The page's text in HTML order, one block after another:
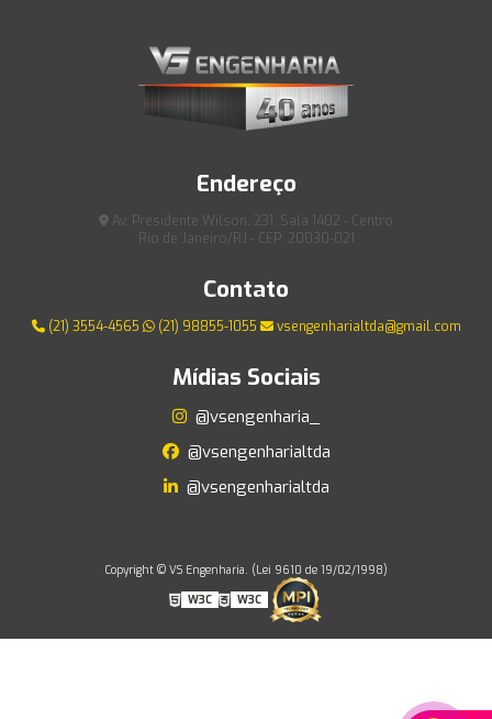
Endereço
Av. Presidente Wilson, 231, Sala 1402 - Centro
Rio de Janeiro/RJ - CEP: 20030-021
Contato
(21) 3554-4565 (21) 98855-1055 vsengenharialtda@gmail.com
Mídias Sociais
@vsengenharia_
@vsengenharialtda
@vsengenharialtda
Copyright © VS Engenharia. (Lei 9610 de 19/02/1998)
W3C W3C